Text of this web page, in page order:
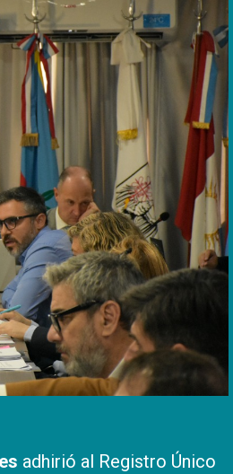
adhirió al Registro Único